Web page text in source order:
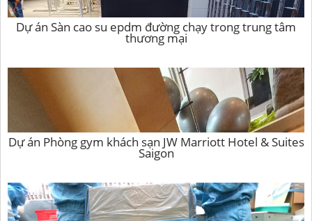
Dự án Sàn cao su epdm đường chạy trong trung tâm
thương mại
Dự án Phòng gym khách sạn JW Marriott Hotel & Suites
Saigon